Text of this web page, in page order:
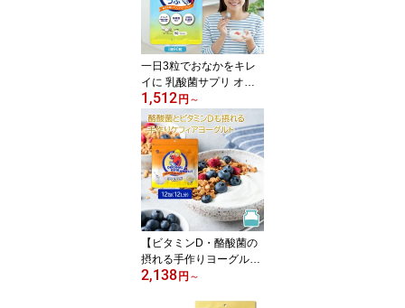
種菌 たね菌 菌 美容 腸活
腸内環境 腸内フローラ
豆乳 牛乳 粉末 国内製造
美白 ホームメイド
一日3粒でおなかをキレ
イに 乳酸菌サプリ オリ
ジナルケフィアのつぶ (1
ヶ月分)| 酪酸菌 ケフィア
オリジナルケフィア ケフ
ィアヨーグルト ヨーグル
ト 善玉菌 健康食品 サプ
リ タブレット お菓子 美
容 腸活
1,512 円 ～
【ビタミンD・酪酸菌の
摂れる手作りヨーグル
ト】牛乳や豆乳に入れる
2,138 円 ～